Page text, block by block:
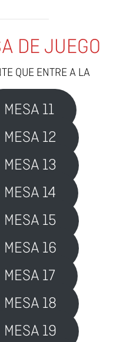
DE JUEGO
QUE ENTRE A LA
MESA 11
MESA 12
MESA 13
MESA 14
MESA 15
MESA 16
MESA 17
MESA 18
MESA 19